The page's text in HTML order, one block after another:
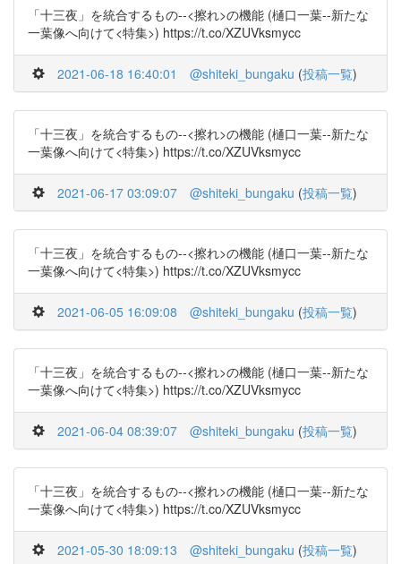
「十三夜」を統合するもの--<擦れ>の機能 (樋口一葉--新たな
一葉像へ向けて<特集>) https://t.co/XZUVksmycc
2021-06-18 16:40:01 @shiteki_bungaku (投稿一覧)
「十三夜」を統合するもの--<擦れ>の機能 (樋口一葉--新たな
一葉像へ向けて<特集>) https://t.co/XZUVksmycc
2021-06-17 03:09:07 @shiteki_bungaku (投稿一覧)
「十三夜」を統合するもの--<擦れ>の機能 (樋口一葉--新たな
一葉像へ向けて<特集>) https://t.co/XZUVksmycc
2021-06-05 16:09:08 @shiteki_bungaku (投稿一覧)
「十三夜」を統合するもの--<擦れ>の機能 (樋口一葉--新たな
一葉像へ向けて<特集>) https://t.co/XZUVksmycc
2021-06-04 08:39:07 @shiteki_bungaku (投稿一覧)
「十三夜」を統合するもの--<擦れ>の機能 (樋口一葉--新たな
一葉像へ向けて<特集>) https://t.co/XZUVksmycc
2021-05-30 18:09:13 @shiteki_bungaku (投稿一覧)